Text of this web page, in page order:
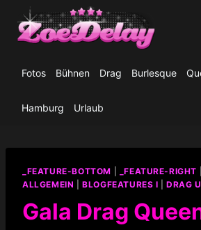
Inhalt
springen
Fotos Bühnen Drag Burlesque
Hamburg Urlaub
_FEATURE-BOTTOM _FEATURE-RIGHT
ALLGEMEIN |BLOGFEATURES I |DRAG
Gala Drag